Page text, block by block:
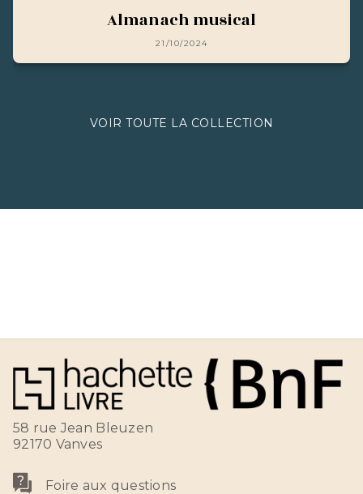
Almanach musical
21/10/2024
VOIR TOUTE LA COLLECTION
58 rue Jean Bleuzen
92170 Vanves
Foire aux questions